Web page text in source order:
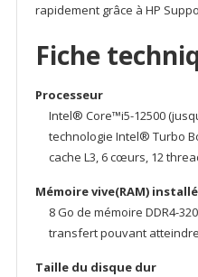
rapidement grâce à HP
Fiche
Processeur
Intel® Core™i5-12500
technologie Intel® Turbo
cache L3, 6 cœurs, 12
Mémoire vive(RAM)
8 Go de mémoire DDR4-
transfert pouvant atteindre
Taille du disque dur